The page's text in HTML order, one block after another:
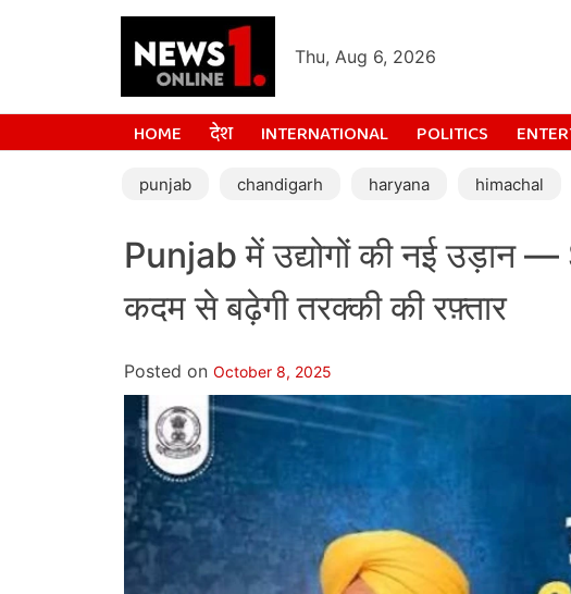
Thu, Aug 6, 2026
HOME देश INTERNATIONAL POLITICS
punjab chandigarh haryana himachal
Punjab में उद्योगों की नई उड़ान
कदम से बढ़ेगी तरक्की की रफ़्तार
Posted on October 8, 2025